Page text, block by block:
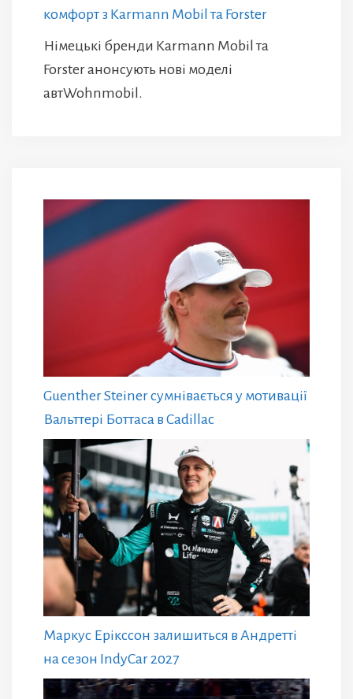
комфорт з Karmann Mobil та Forster
Німецькі бренди Karmann Mobil та
Forster анонсують нові моделі
автWohnmobil.
Guenther Steiner сумнівається у мотивації
Вальттері Боттаса в Cadillac
Маркус Ерікссон залишиться в Андретті
на сезон IndyCar 2027